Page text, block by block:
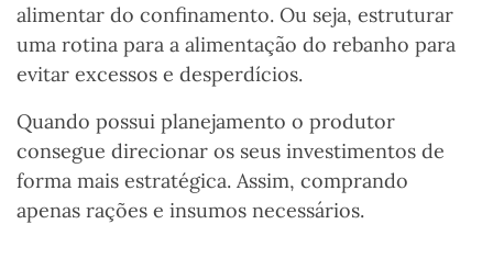
alimentar do confinamento. Ou seja, estruturar
uma rotina para a alimentação do rebanho para
evitar excessos e desperdícios.
Quando possui planejamento o produtor
consegue direcionar os seus investimentos de
forma mais estratégica. Assim, comprando
apenas rações e insumos necessários.